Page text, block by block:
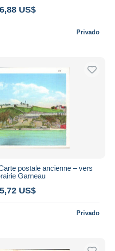
US$
Privado
postale ancienne – vers
Garneau
US$
Privado